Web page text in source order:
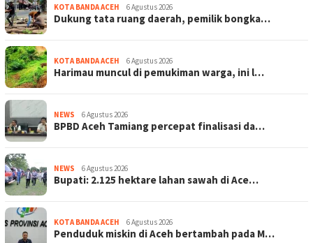
KOTA BANDA ACEH 6 Agustus 2026
Dukung tata ruang daerah, pemilik bongka…
KOTA BANDA ACEH 6 Agustus 2026
Harimau muncul di pemukiman warga, ini l…
NEWS 6 Agustus 2026
BPBD Aceh Tamiang percepat finalisasi da…
NEWS 6 Agustus 2026
Bupati: 2.125 hektare lahan sawah di Ace…
KOTA BANDA ACEH 6 Agustus 2026
Penduduk miskin di Aceh bertambah pada M…